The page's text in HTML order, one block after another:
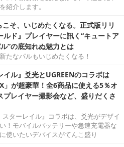
紹介します。
そ、いじめたくなる。正式版リリ
ルド』プレイヤーに訊く“キュートア
”の底知れぬ魅力とは
たなパルもいじめたくなる！
イル』爻光とUGREENのコラボは
」が超豪華！全6商品に使える5％オ
プレイヤー撮影会など、盛りだくさ
スターレイル』コラボは、爻光がデザイ
！モバイルバッテリーや急速充電器な
使いたいデバイスがてんこ盛り